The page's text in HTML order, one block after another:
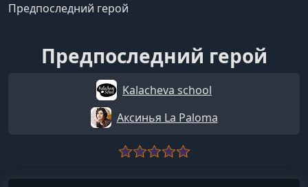
Предпоследний герой
Предпоследний герой
Kalacheva school
Аксинья La Paloma